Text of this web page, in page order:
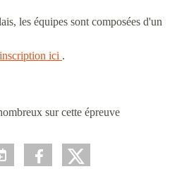
les équipes sont composées d'un
ici .
sur cette épreuve